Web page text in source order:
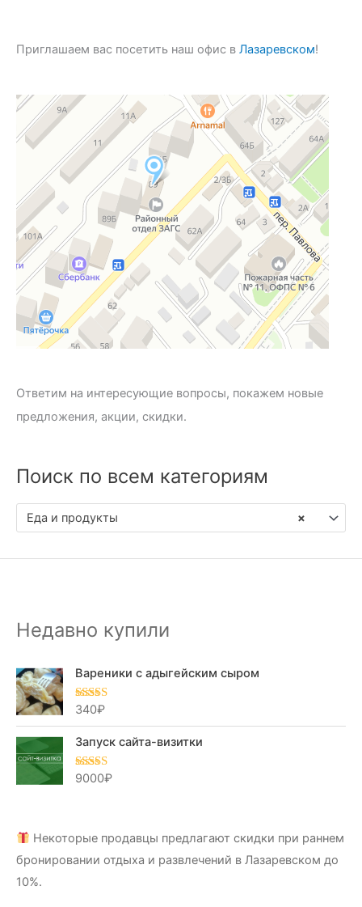
Приглашаем вас посетить наш офис в Лазаревском!
Ответим на интересующие вопросы, покажем новые
предложения, акции, скидки.
Поиск по всем категориям
×
Еда и продукты
Недавно купили
Вареники с адыгейским сыром
Оценка
340₽
Запуск сайта-визитки
Оценка
9000₽
Некоторые продавцы предлагают скидки при раннем
бронировании отдыха и развлечений в Лазаревском до
10%.